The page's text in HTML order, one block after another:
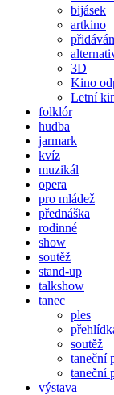
bijásek
artkino
3D
Kino
Letní
folklór
hudba
jarmark
kvíz
muzikál
opera
pro mládež
přednáška
rodinné
show
soutěž
stand-up
talkshow
tanec
ples
soutěž
taneční
taneční
výstava